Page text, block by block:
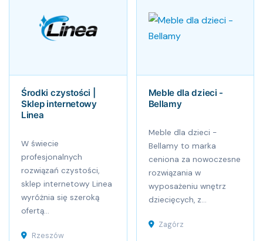
Środki czystości |
Sklep internetowy
Linea
W świecie
profesjonalnych
rozwiązań czystości,
sklep internetowy Linea
wyróżnia się szeroką
ofertą...
Rzeszów
Meble dla dzieci -
Bellamy
Meble dla dzieci -
Bellamy to marka
ceniona za nowoczesne
rozwiązania w
wyposażeniu wnętrz
dziecięcych, z...
Zagórz